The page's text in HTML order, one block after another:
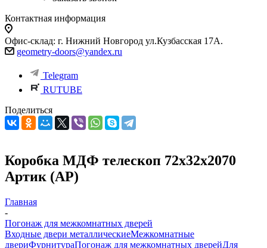
Контактная информация
Офис-склад: г. Нижний Новгород ул.Кузбасская 17А.
geometry-doors@yandex.ru
Telegram
RUTUBE
Поделиться
Коробка МДФ телескоп 72х32х2070
Артик (АР)
Главная
-
Погонаж для межкомнатных дверей
Входные двери металлическиеМежкомнатные
двериФурнитураПогонаж для межкомнатных дверейДля